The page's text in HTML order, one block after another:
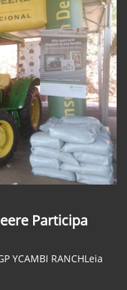
Participa
YCAMBI RANCHLeia